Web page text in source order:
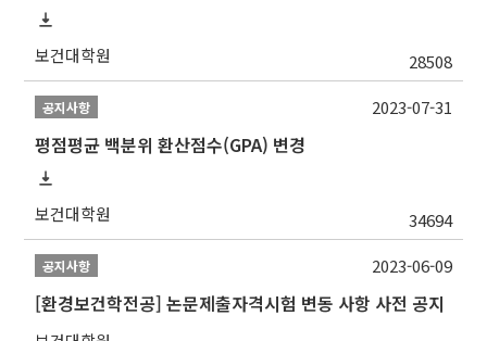
보건대학원 28508
공지사항
평점평균 백분위 환산점수(GPA) 변경
보건대학원 34694
2023-07-31
공지사항
[환경보건학전공] 논문제출자격시험 변동 사항 사전 공지
2023-06-09